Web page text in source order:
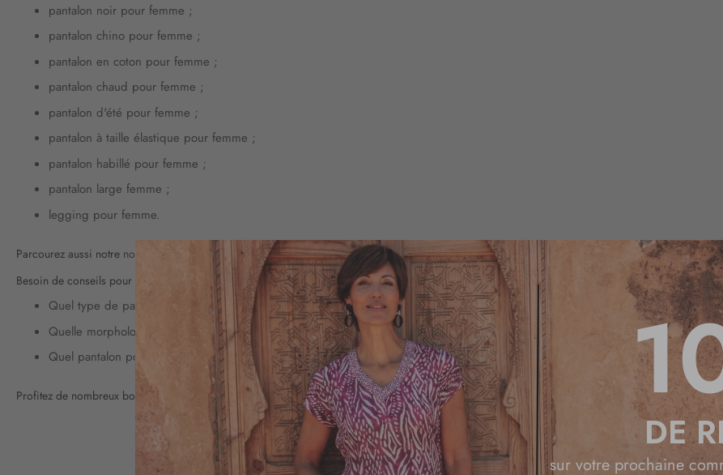
pantalon noir pour femme ;
pantalon chino pour femme ;
pantalon en coton pour femme ;
pantalon chaud pour femme ;
pantalon d'été pour femme ;
pantalon à taille élastique pour femme ;
pantalon habillé pour femme ;
pantalon large femme ;
legging pour femme.
Parcourez aussi notre nouvelle collection de pantalons pour femme Christine Laure. Vous ne savez pas quelle taille choisir ? Reportez-vous à notre
Besoin de conseils pour vous aider à bien porter vos pantalons ? Découvrez toutes nos astuces mode :
Quel type de pantalon choisir quand on a les jambes larges ?
Quelle morphologie pour porter un pantalon chino slim pour femme ?
Quel pantalon pour femme choisir pour un look tendance ?
Profitez de nombreux bons plans avec nos soldes sur les pantalons pour femme!
Coup de Cœur DE
sur votre prochaine